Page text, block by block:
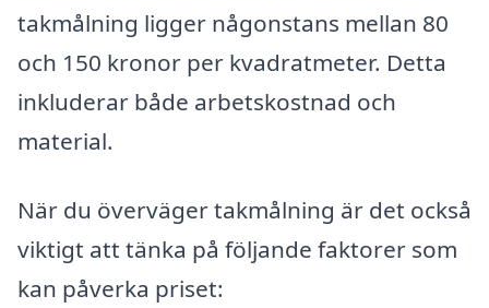
takmålning ligger någonstans mellan 80
och 150 kronor per kvadratmeter. Detta
inkluderar både arbetskostnad och
material.
När du överväger takmålning är det också
viktigt att tänka på följande faktorer som
kan påverka priset: